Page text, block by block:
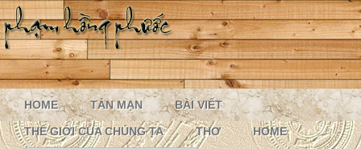
HOME TẢN MẠN BÀI VIẾT
THẾ GIỚI CỦA CHÚNG TA THƠ HOME